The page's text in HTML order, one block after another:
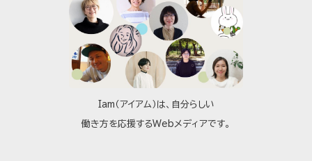
Iam（アイアム）は、自分らしい
働き方を応援するWebメディアです。